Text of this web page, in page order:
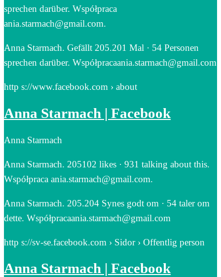
sprechen darüber. Współpraca
ania.starmach@gmail.com.
Anna Starmach. Gefällt 205.201 Mal · 54 Personen
sprechen darüber. Współpracaania.starmach@gmail.com
http s://www.facebook.com › about
Anna Starmach | Facebook
Anna Starmach
Anna Starmach. 205102 likes · 931 talking about this.
Współpraca ania.starmach@gmail.com.
Anna Starmach. 205.204 Synes godt om · 54 taler om
dette. Współpracaania.starmach@gmail.com
http s://sv-se.facebook.com › Sidor › Offentlig person
Anna Starmach | Facebook